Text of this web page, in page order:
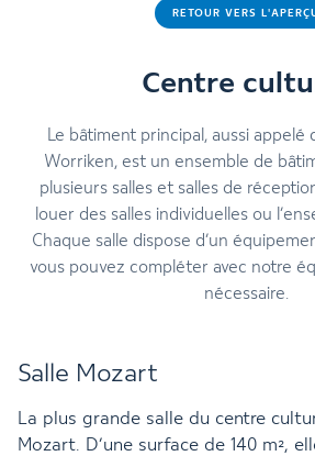
RETOUR VERS
Centre
Le bâtiment principal, aussi
Worriken, est un ensemble de
plusieurs salles et salles de
louer des salles individuelles ou
Chaque salle dispose d’un
vous pouvez compléter avec notre
nécessaire.
Salle Mozart
La plus grande salle du centre
Mozart. D’une surface de 140 m²,